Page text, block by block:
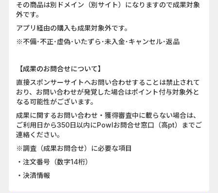
その商品は別ドメイン（別サイト）になりますので成果対象
外です。
アプリ経由の購入も成果対象外です。
※不備･不正･虚偽･いたずら･未入金･キャンセル･返品
【成果のお問合せについて】
直接スポンサーサイトへお問い合わせすることは禁止されて
おり、お問い合わせが発覚した場合はポイント付与対象外と
なる可能性がございます。
成果に関するお問い合わせ・獲得審査中に載らない場合は、
ご利用日から350日以内にPowlお問合せ窓口（高pt）までご
連絡ください。
※調査（成果お問合せ）に必要な項目
・注文番号（数字14桁）
・決済情報